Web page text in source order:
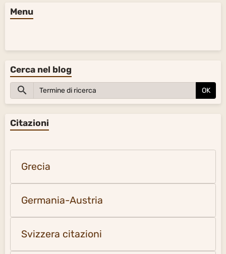
Menu
Cerca nel blog
OK
Citazioni
Grecia
Germania-Austria
Svizzera citazioni